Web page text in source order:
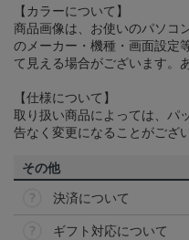
【カラーについて】
商品画像は、お使いのパソコ
のメーカー・機種・画面設定
て見える場合がございます。
【仕様について】
取り扱い商品によっては、パ
告なく変更になることがござ
その他
決済について
ギフト対応について